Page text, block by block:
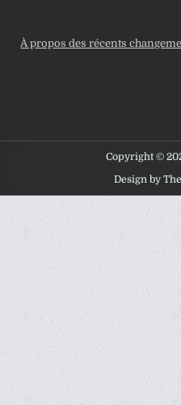
À propos des récents
Copyright ©
Design by